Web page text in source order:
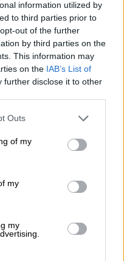
information utilized by
to third parties prior to
out of the further
by third parties on the
This information may
on the IAB’s List of
further disclose it to other
Outs
of my
my
my
ασφαλιστικών